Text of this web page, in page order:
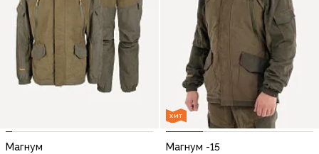
Магнум
ХИТ
Магнум -15